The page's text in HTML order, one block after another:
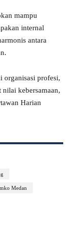
mampu
internal
antara
organisasi profesi,
kebersamaan,
Harian
Medan